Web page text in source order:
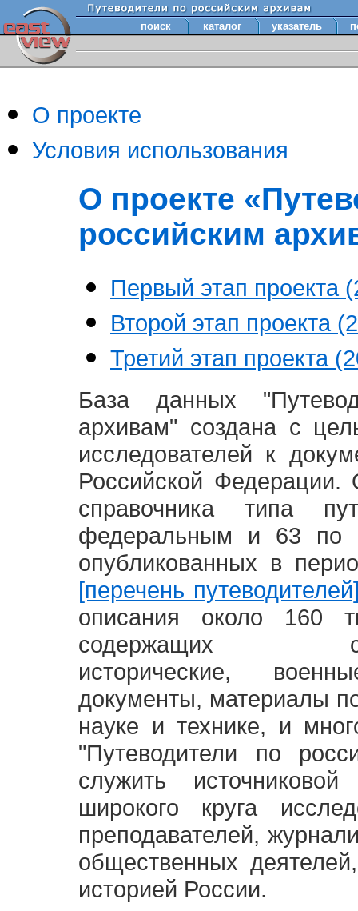
поиск каталог указатель
О проекте
Условия использования
О проекте
российским
Первый этап проекта
Второй этап проекта
Третий этап проекта
База данных
архивам" создана с
исследователей к
Российской
справочника типа
федеральным и 63 по
опубликованных в
[перечень
описания около 160
содержащих
исторические,
документы, материалы
науке и технике, и
"Путеводители по
служить
широкого круга
преподавателей,
общественных
историей России.